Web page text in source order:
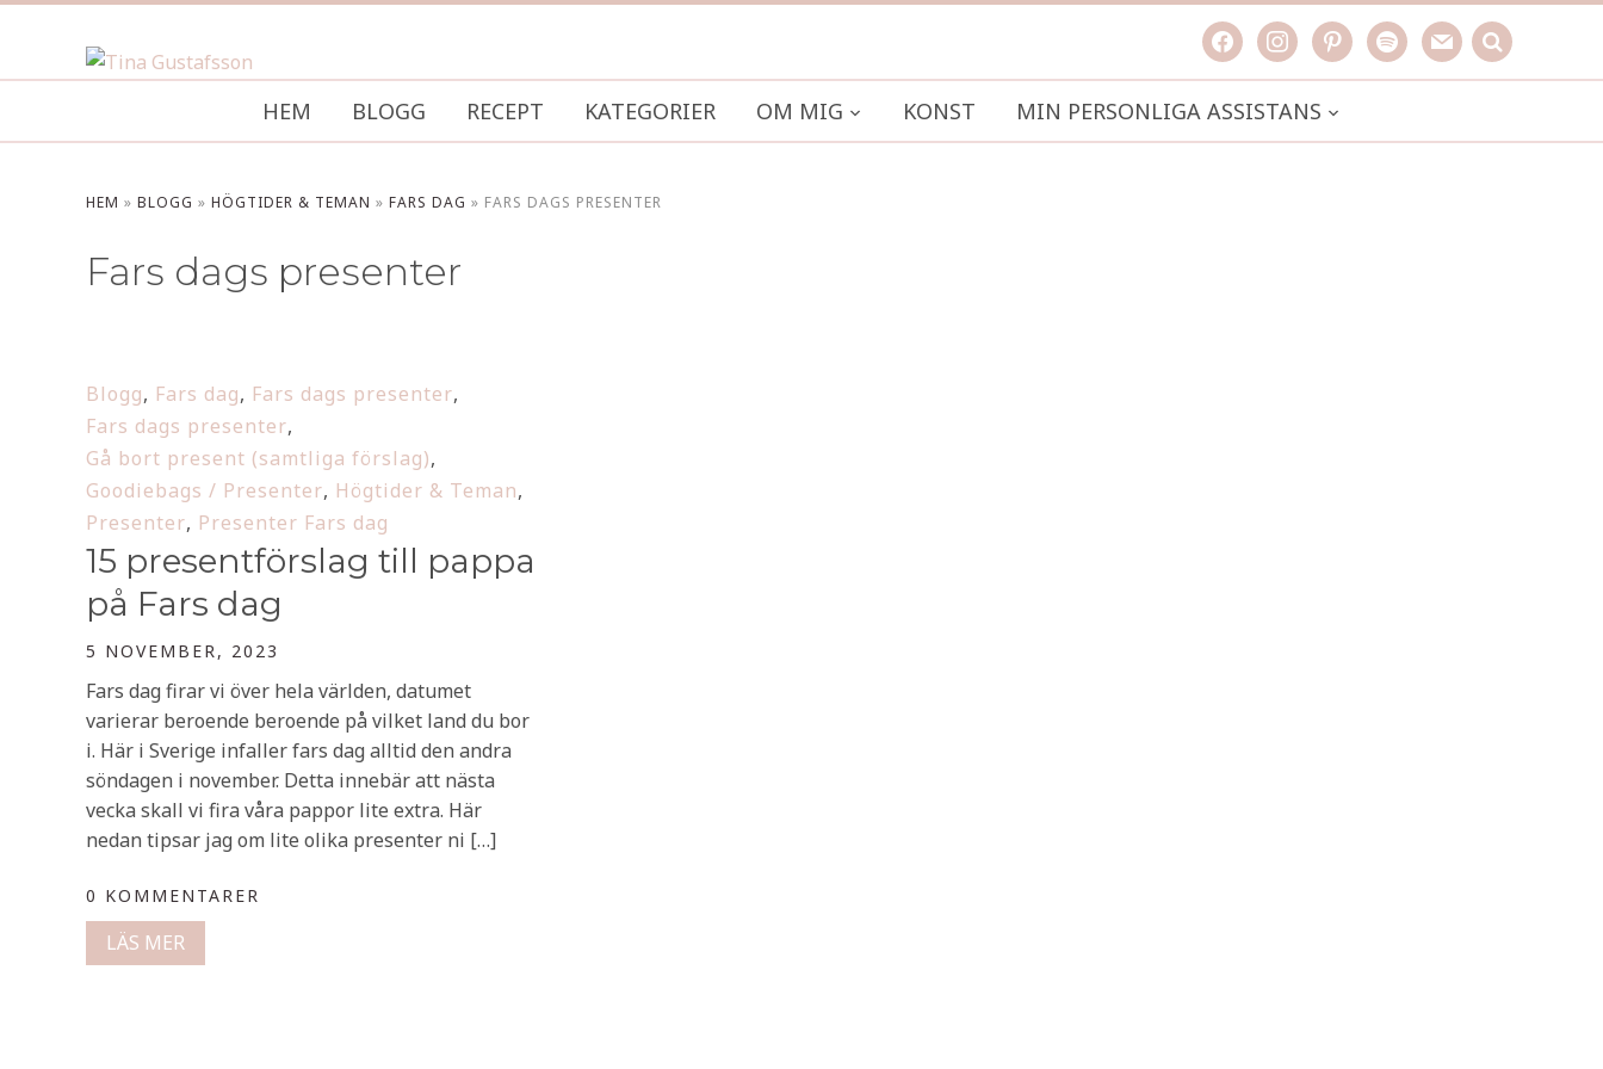
facebookinstagrampinterestspotifymail search
HEM BLOGG RECEPT KATEGORIER OM MIG KONST MIN PERSONLIGA ASSISTANS
HEM » BLOGG » HÖGTIDER & TEMAN » FARS DAG » FARS DAGS PRESENTER
Fars dags presenter
Blogg, Fars dag, Fars dags presenter,
Fars dags presenter,
Gå bort present (samtliga förslag),
Goodiebags / Presenter, Högtider & Teman,
Presenter, Presenter Fars dag
15 presentförslag till pappa
på Fars dag
5 NOVEMBER, 2023
Fars dag firar vi över hela världen, datumet
varierar beroende beroende på vilket land du bor
i. Här i Sverige infaller fars dag alltid den andra
söndagen i november. Detta innebär att nästa
vecka skall vi fira våra pappor lite extra. Här
nedan tipsar jag om lite olika presenter ni […]
0 KOMMENTARER
LÄS MER